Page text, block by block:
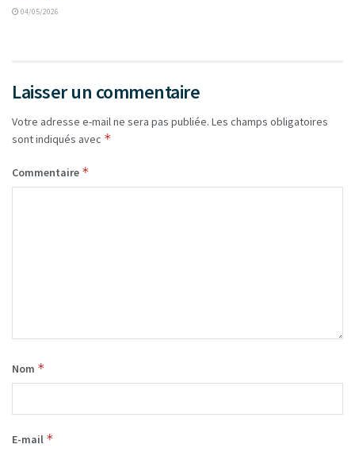
04/05/2026
Laisser un commentaire
Votre adresse e-mail ne sera pas publiée. Les champs obligatoires
sont indiqués avec *
Commentaire *
Nom *
E-mail *